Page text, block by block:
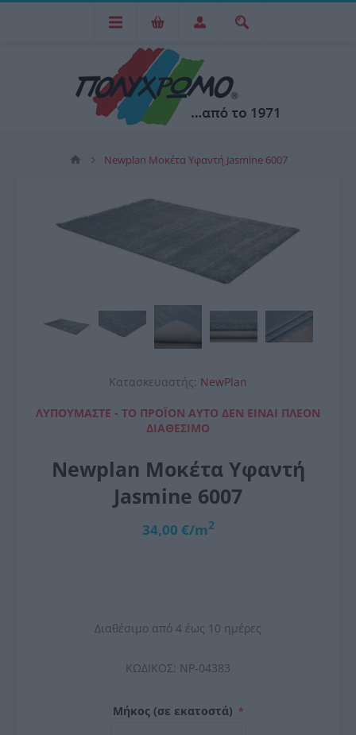
Newplan Μοκέτα Υφαντή Jasmine 6007
Κατασκευαστής: NewPlan
ΛΥΠΟΎΜΑΣΤΕ - ΤΟ ΠΡΟΪΌΝ ΑΥΤΌ ΔΕΝ ΕΊΝΑΙ ΠΛΈΟΝ
ΔΙΑΘΈΣΙΜΟ
Newplan Μοκέτα Υφαντή
Jasmine 6007
34,00 €/m2
Διαθέσιμο από 4 έως 10 ημέρες
ΚΩΔΙΚΟΣ: NP-04383
Μήκος (σε εκατοστά) *